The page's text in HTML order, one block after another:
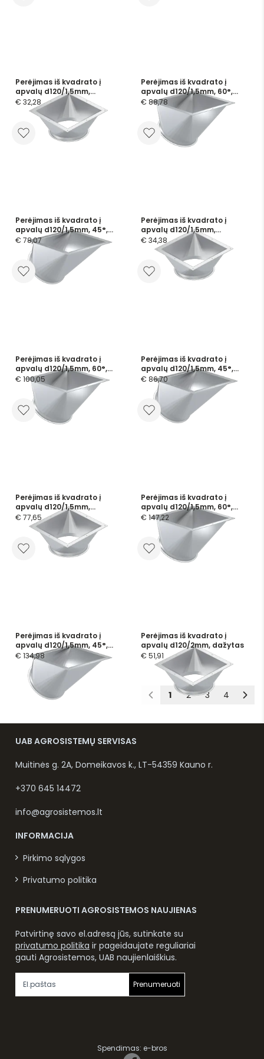
Perėjimas iš kvadrato į
apvalų d120/1,5mm,
dažytas
€ 32,28
Perėjimas iš kvadrato į
apvalų d120/1,5mm, 60°,
dažytas
€ 88,78
Perėjimas iš kvadrato į
apvalų d120/1,5mm, 45°,
dažytas
€ 78,07
Perėjimas iš kvadrato į
apvalų d120/1,5mm,
cinkuotas
€ 34,38
Perėjimas iš kvadrato į
apvalų d120/1,5mm, 60°,
cinkuotas
€ 100,05
Perėjimas iš kvadrato į
apvalų d120/1,5mm, 45°,
cinkuotas
€ 86,70
Perėjimas iš kvadrato į
apvalų d120/1,5mm,
nerūdijančio plieno
€ 77,65
Perėjimas iš kvadrato į
apvalų d120/1,5mm, 60°,
nerūdijančio plieno
€ 147,22
Perėjimas iš kvadrato į
apvalų d120/1,5mm, 45°,
nerūdijančio plieno
€ 134,98
Perėjimas iš kvadrato į
apvalų d120/2mm, dažytas
€ 51,91
1 2 3 4
UAB AGROSISTEMŲ SERVISAS
Muitinės g. 2A, Domeikavos k., LT-54359 Kauno r.
+370 645 14472
info@agrosistemos.lt
INFORMACIJA
Pirkimo sąlygos
Privatumo politika
PRENUMERUOTI AGROSISTEMOS NAUJIENAS
Patvirtinę savo el.adresą jūs, sutinkate su
privatumo politika ir pageidaujate reguliariai
gauti Agrosistemos, UAB naujienlaiškius.
Prenumeruoti
Spendimas: e-bros